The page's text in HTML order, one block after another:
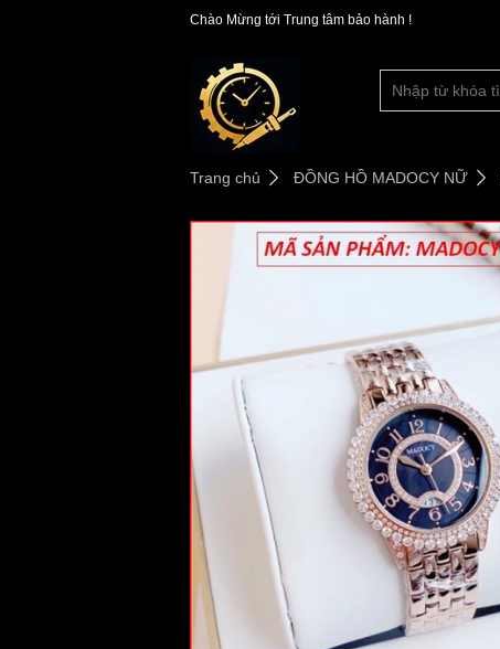
Chào Mừng tới Trung tâm bảo hành !
Trang chủ ĐỒNG HỒ MADOCY NỮ